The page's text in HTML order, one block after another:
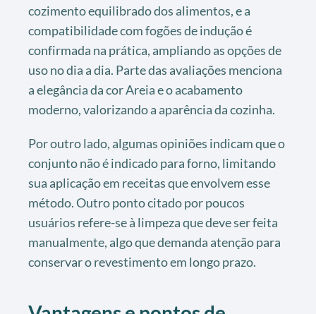
cozimento equilibrado dos alimentos, e a
compatibilidade com fogões de indução é
confirmada na prática, ampliando as opções de
uso no dia a dia. Parte das avaliações menciona
a elegância da cor Areia e o acabamento
moderno, valorizando a aparência da cozinha.
Por outro lado, algumas opiniões indicam que o
conjunto não é indicado para forno, limitando
sua aplicação em receitas que envolvem esse
método. Outro ponto citado por poucos
usuários refere-se à limpeza que deve ser feita
manualmente, algo que demanda atenção para
conservar o revestimento em longo prazo.